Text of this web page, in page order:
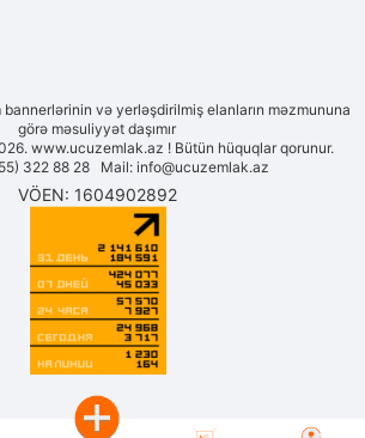
və yerləşdirilmiş elanların məzmununa
görə məsuliyyət daşımır
www.ucuzemlak.az ! Bütün hüquqlar qorunur.
322 88 28 Mail: info@ucuzemlak.az
VÖEN: 1604902892